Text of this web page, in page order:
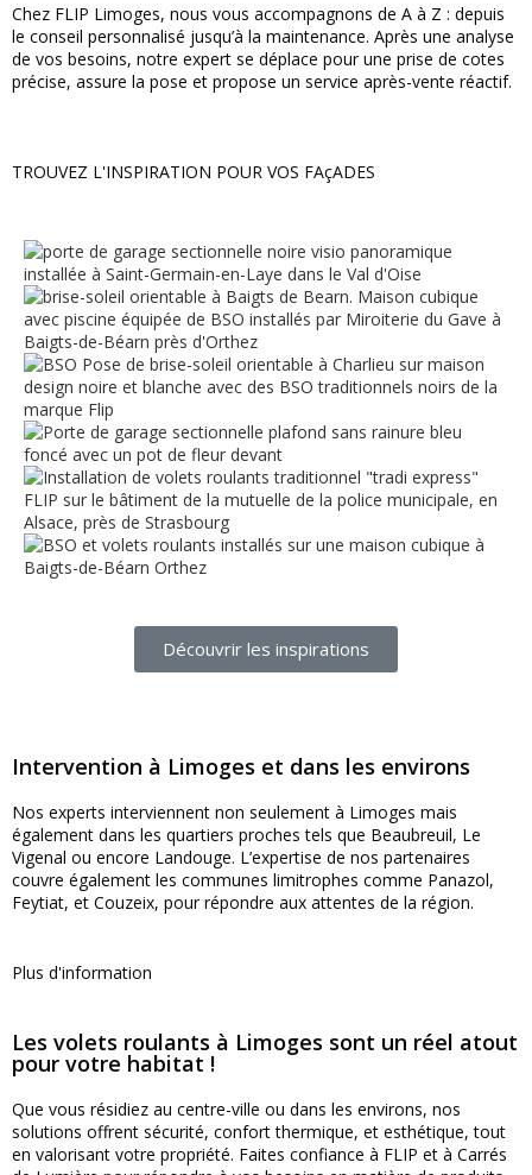
Chez FLIP Limoges, nous vous accompagnons de A à Z : depuis
le conseil personnalisé jusqu’à la maintenance. Après une analyse
de vos besoins, notre expert se déplace pour une prise de cotes
précise, assure la pose et propose un service après-vente réactif.
TROUVEZ L'INSPIRATION POUR VOS FAçADES
Découvrir les inspirations
Intervention à Limoges et dans les environs
Nos experts interviennent non seulement à Limoges mais
également dans les quartiers proches tels que Beaubreuil, Le
Vigenal ou encore Landouge. L’expertise de nos partenaires
couvre également les communes limitrophes comme Panazol,
Feytiat, et Couzeix, pour répondre aux attentes de la région.
Plus d'information
Les volets roulants à Limoges sont un réel atout
pour votre habitat !
Que vous résidiez au centre-ville ou dans les environs, nos
solutions offrent sécurité, confort thermique, et esthétique, tout
en valorisant votre propriété. Faites confiance à FLIP et à Carrés